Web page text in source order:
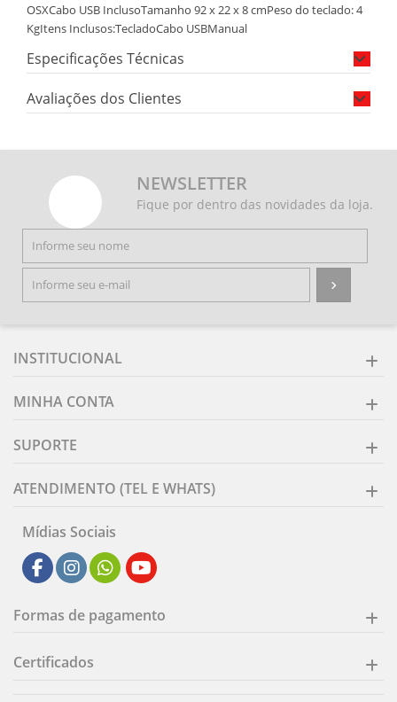
OSXCabo USB InclusoTamanho 92 x 22 x 8 cmPeso do teclado: 4
KgItens Inclusos:TecladoCabo USBManual
Especificações Técnicas
Avaliações dos Clientes
NEWSLETTER
Fique por dentro das novidades da loja.
INSTITUCIONAL
MINHA CONTA
SUPORTE
ATENDIMENTO (TEL E WHATS)
Mídias Sociais
Formas de pagamento
Certificados